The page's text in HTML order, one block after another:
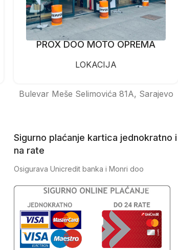
PROX DOO MOTO OPREMA
LOKACIJA
Bulevar Meše Selimovića 81A, Sarajevo
Sigurno plaćanje kartica jednokratno i
na rate
Osigurava Unicredit banka i Monri doo